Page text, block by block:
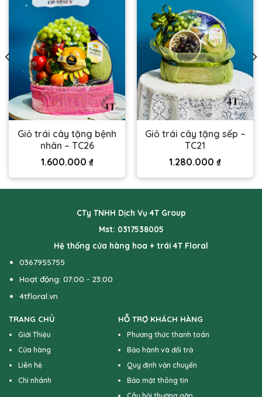
Giỏ trái cây tặng bệnh
nhân – TC26
1.600.000 ₫
Giỏ trái cây tặng sếp –
TC21
1.280.000 ₫
CTy TNHH Dịch Vụ 4T Group
Mst: 0317538005
Hệ thống cửa hàng hoa + trái 4T Floral
0367955755
Hoạt động: 07:00 - 23:00
4tfloral.vn
TRANG CHỦ
Giới Thiệu
Cửa hàng
Liên hệ
Chi nhánh
HỖ TRỢ KHÁCH HÀNG
Phương thức thanh toán
Bảo hành và đổi trả
Quy định vận chuyển
Bảo mật thông tin